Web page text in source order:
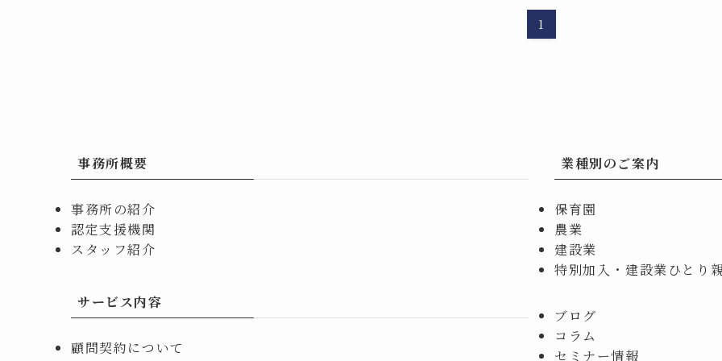
1
事務所概要
事務所の紹介
認定支援機関
スタッフ紹介
サービス内容
顧問契約について
業種別のご案内
保育園
農業
建設業
特別加入・建設業ひとり
ブログ
コラム
セミナー情報